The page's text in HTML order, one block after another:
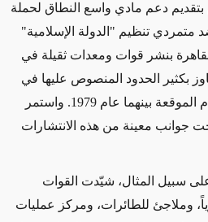
دعم مادي واسع النطاق لحملة
تنظيم "الدولة الإسلامية"
بنشر قوات ومعدات ثقيلة في
بكثير الحدود المنصوص عليها في
الملحق الأمني لمعاهدة السلام الموقعة بينهما عام 1979. واستمر
جوانب معينة من هذه الانتشارات
عامي 2013 و2023، على سبيل المثال، شيّدت القوات
وملاجئ للطائرات، ومركز عمليات